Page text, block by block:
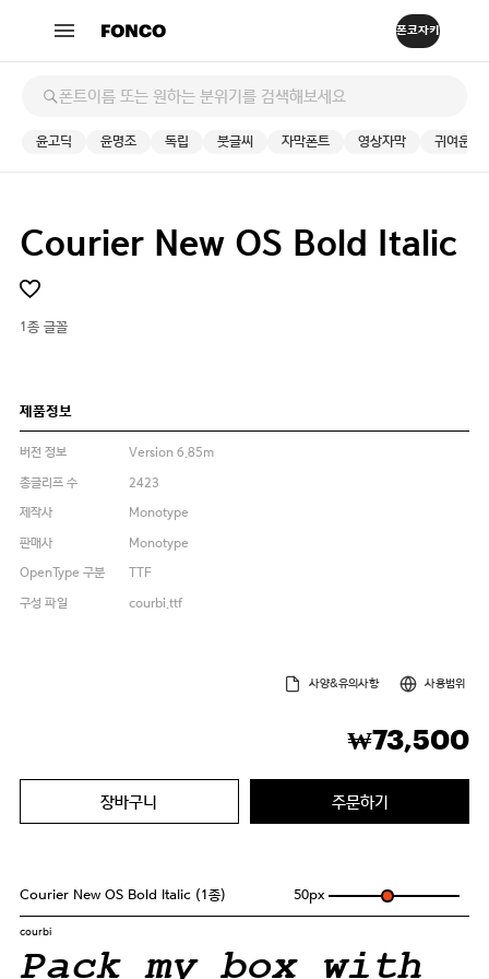
윤고딕 윤명조 독립 붓글씨 자막폰트 영상자막 귀여운
Courier New OS Bold Italic
1종 글꼴
제품정보
버전 정보
Version 6.85m
총글리프 수
2423
제작사
Monotype
판매사
Monotype
OpenType 구분
TTF
구성 파일
courbi.ttf
사양&유의사항 사용범위
₩73,500
장바구니 주문하기
Courier New OS Bold Italic (1종) 50px
courbi
Pack my box with